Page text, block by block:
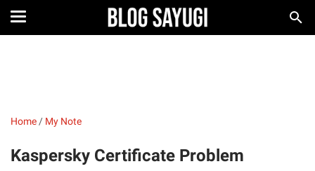
Home / My Note
Kaspersky Certificate Problem